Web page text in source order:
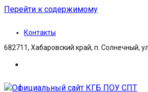
Перейти к содержимому
Контакты
682711, Хабаровский край, п. Солнечный,